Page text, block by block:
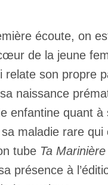
écoute, on
de la jeune
relate son propre
naissance
enfantine quant
maladie rare qui
tube Ta Marinière
présence à